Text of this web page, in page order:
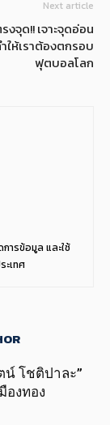
Next article
งจุด!! เจาะจุดอ่อน
ให้เราต้องตกรอบ
ฟุตบอลโลก
ารข้อมูล และใช้
ะเทศ
น์ โชติปาละ”
องทอง